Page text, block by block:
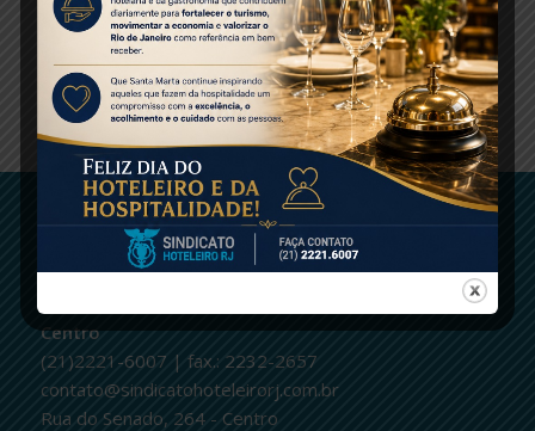
ENTRE EM CONTATO
Centro
(21)2221-6007 | fax.: 2232-2657
contato@sindicatohoteleirorj.com.br
Rua do Senado, 264 - Centro